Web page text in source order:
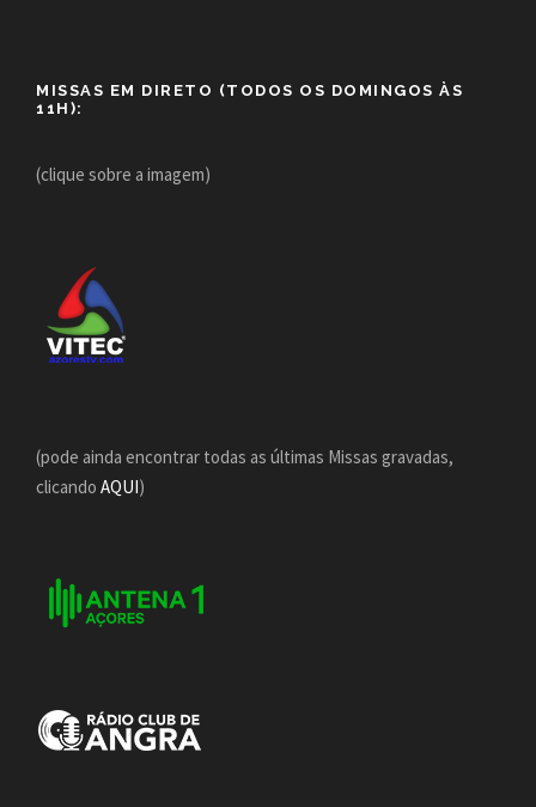
MISSAS EM DIRETO (TODOS OS DOMINGOS ÀS
11H):
(clique sobre a imagem)
(pode ainda encontrar todas as últimas Missas gravadas,
clicando AQUI)